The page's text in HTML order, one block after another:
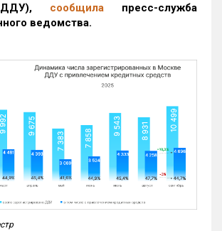
, сообщила пресс-служба
ведомства.